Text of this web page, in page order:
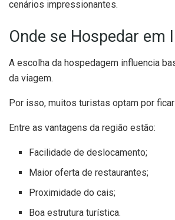
cenários impressionantes.
Onde se Hospedar em
A escolha da hospedagem influencia
da viagem.
Por isso, muitos turistas optam por ficar
Entre as vantagens da região estão:
Facilidade de deslocamento;
Maior oferta de restaurantes;
Proximidade do cais;
Boa estrutura turística.